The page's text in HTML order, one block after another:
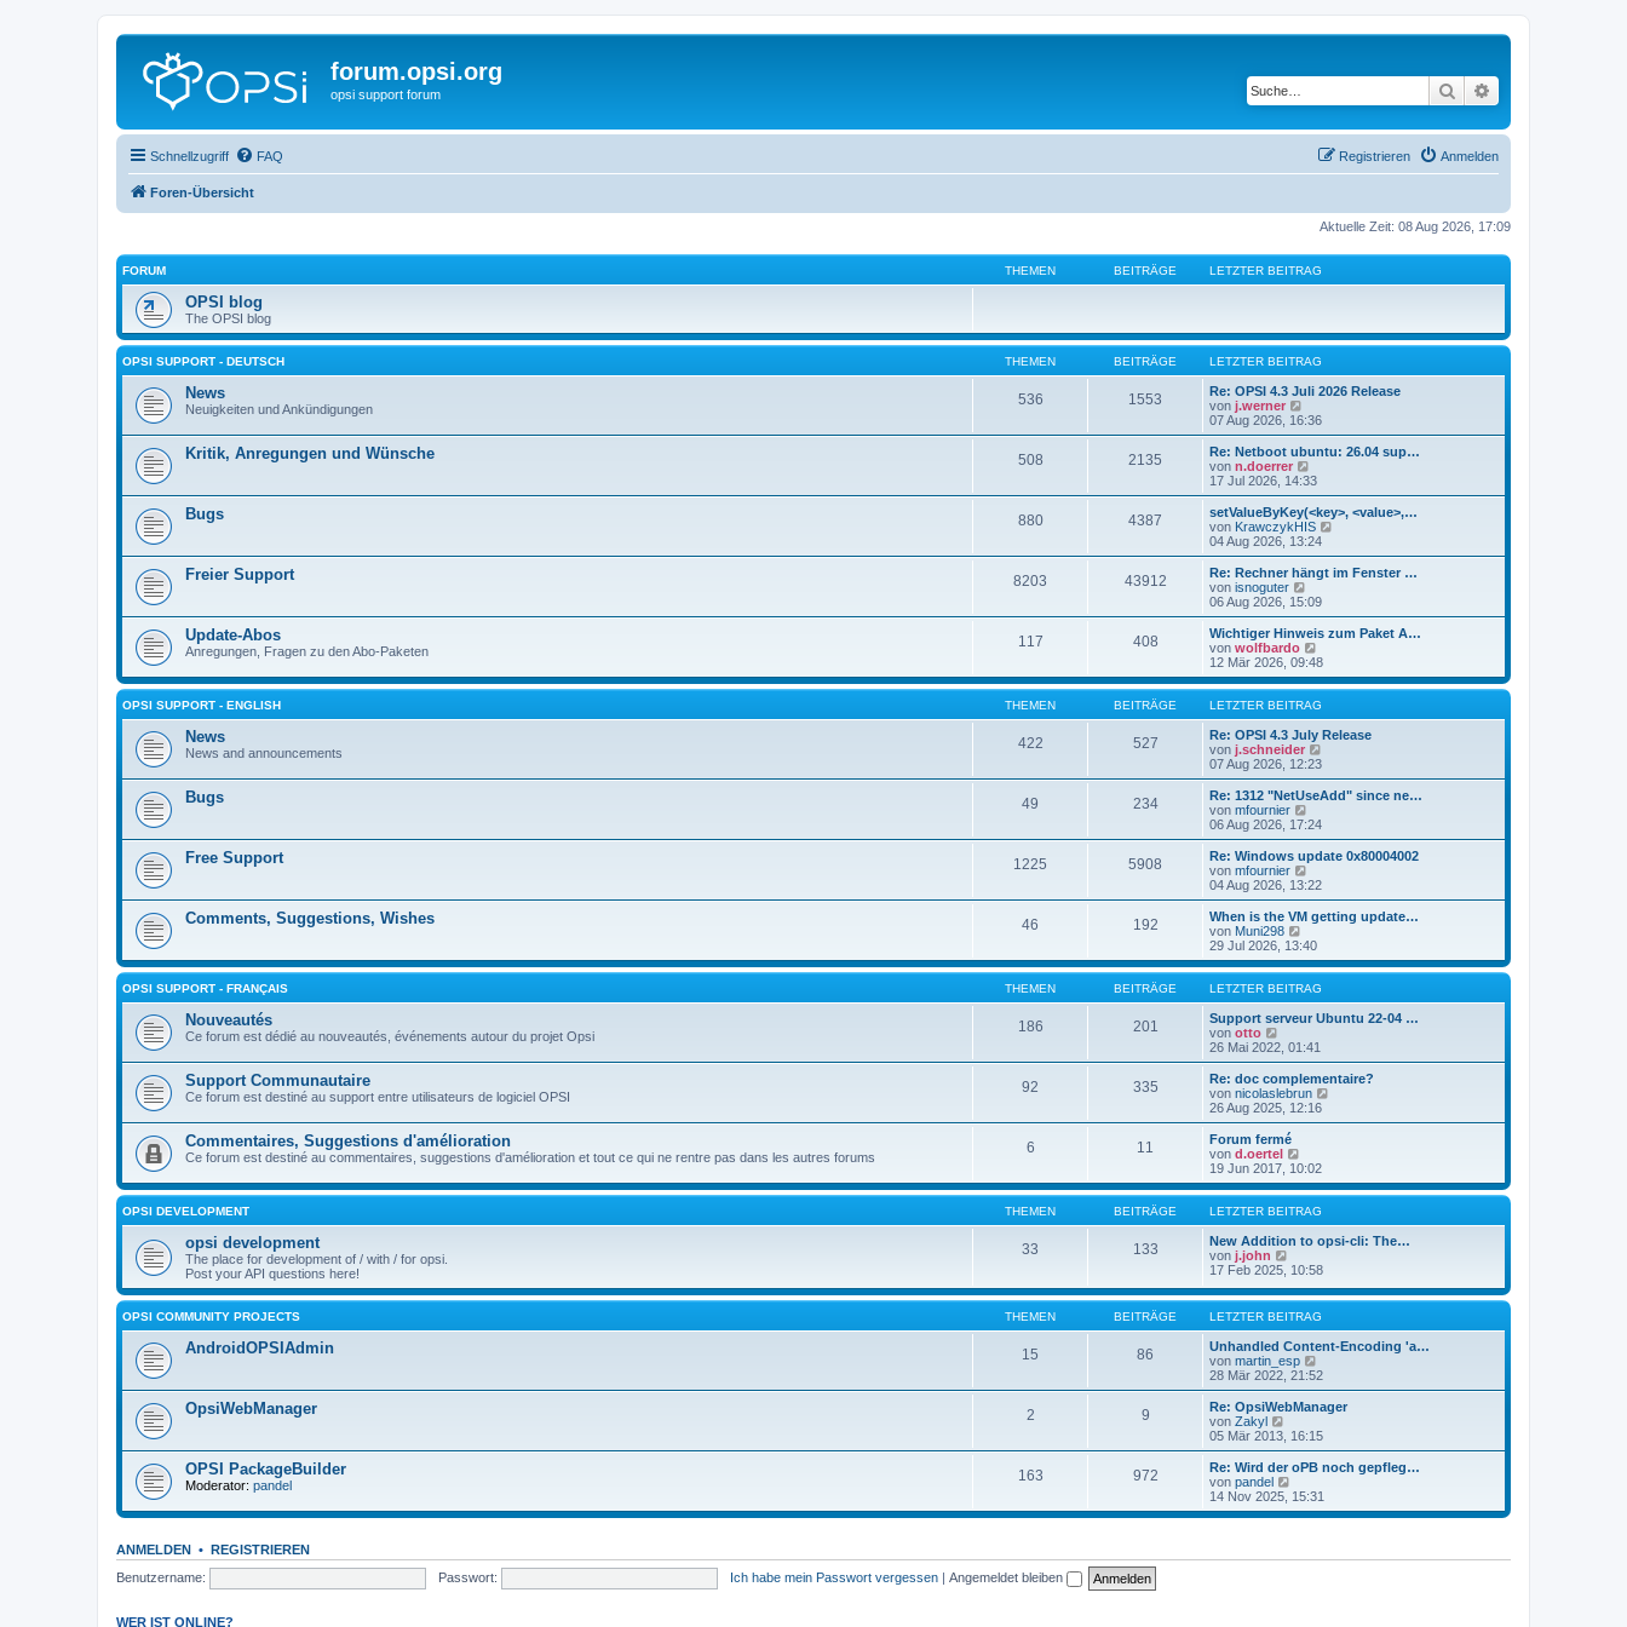
forum.opsi.org
opsi support forum Suche
Schnellzugriff FAQ Anmelden
Registrieren
Foren-Übersicht
Aktuelle Zeit: 08 Aug 2026, 17:09
FORUM THEMEN BEITRÄGE LETZTER BEITRAG
OPSI blog
The OPSI blog
OPSI SUPPORT - DEUTSCH THEMEN BEITRÄGE LETZTER BEITRAG
News
Neuigkeiten und Ankündigungen
536 1553
Re: OPSI 4.3 Juli 2026 Release
von j.werner
e
u
e
s
t
r
B
e
i
r
a
g
07 Aug 2026, 16:36
Kritik, Anregungen und Wünsche 508 2135
Re: Netboot ubuntu: 26.04 sup…
von n.doerrer
e
u
e
s
t
B
e
i
r
a
g
17 Jul 2026, 14:33
Bugs 880 4387
setValueByKey(<key>, <value>,…
von KrawczykHIS
u
e
B
t
g
04 Aug 2026, 13:24
Freier Support 8203 43912
Re: Rechner hängt im Fenster …
von isnoguter
e
u
e
s
t
r
B
e
i
t
r
06 Aug 2026, 15:09
Update-Abos
Anregungen, Fragen zu den Abo-Paketen
117 408
Wichtiger Hinweis zum Paket A…
von wolfbardo
e
u
e
s
t
e
r
B
e
i
r
g
12 Mär 2026, 09:48
OPSI SUPPORT - ENGLISH THEMEN BEITRÄGE LETZTER BEITRAG
News
News and announcements
422 527
Re: OPSI 4.3 July Release
von j.schneider
u
e
B
r
07 Aug 2026, 12:23
Bugs 49 234
Re: 1312 "NetUseAdd" since ne…
von mfournier
e
u
e
s
t
B
e
i
t
r
a
06 Aug 2026, 17:24
Free Support 1225 5908
Re: Windows update 0x80004002
von mfournier
e
u
e
s
t
r
B
e
i
r
04 Aug 2026, 13:22
Comments, Suggestions, Wishes 46 192
When is the VM getting update…
von Muni298
e
u
e
s
t
e
B
e
i
t
r
29 Jul 2026, 13:40
OPSI SUPPORT - FRANÇAIS THEMEN BEITRÄGE LETZTER BEITRAG
Nouveautés
Ce forum est dédié au nouveautés, événements autour du projet Opsi
186 201
Support serveur Ubuntu 22-04 …
von otto
e
u
e
s
t
e
B
e
t
r
a
g
26 Mai 2022, 01:41
Support Communautaire
Ce forum est destiné au support entre utilisateurs de logiciel OPSI
92 335
Re: doc complementaire?
von nicolaslebrun
u
r
e
i
g
26 Aug 2025, 12:16
Commentaires, Suggestions d'amélioration
Ce forum est destiné au commentaires, suggestions d'amélioration et tout ce qui ne rentre pas dans les autres forums
6 11
Forum fermé
von d.oertel
e
u
e
s
t
e
B
i
t
a
g
19 Jun 2017, 10:02
OPSI DEVELOPMENT THEMEN BEITRÄGE LETZTER BEITRAG
opsi development
The place for development of / with / for opsi.
Post your API questions here!
33 133
New Addition to opsi-cli: The…
von j.john
e
e
s
e
r
B
e
t
r
a
g
17 Feb 2025, 10:58
OPSI COMMUNITY PROJECTS THEMEN BEITRÄGE LETZTER BEITRAG
AndroidOPSIAdmin 15 86
Unhandled Content-Encoding 'a…
von martin_esp
e
u
e
t
B
e
i
t
g
28 Mär 2022, 21:52
OpsiWebManager 2 9
Re: OpsiWebManager
von Zakyl
e
u
e
s
t
e
r
i
05 Mär 2013, 16:15
OPSI PackageBuilder
Moderator: pandel
163 972
Re: Wird der oPB noch gepfleg…
von pandel
e
u
14 Nov 2025, 15:31
ANMELDEN • REGISTRIEREN
Benutzername:
Passwort: Ich habe mein Passwort vergessen | Angemeldet bleiben
WER IST ONLINE?